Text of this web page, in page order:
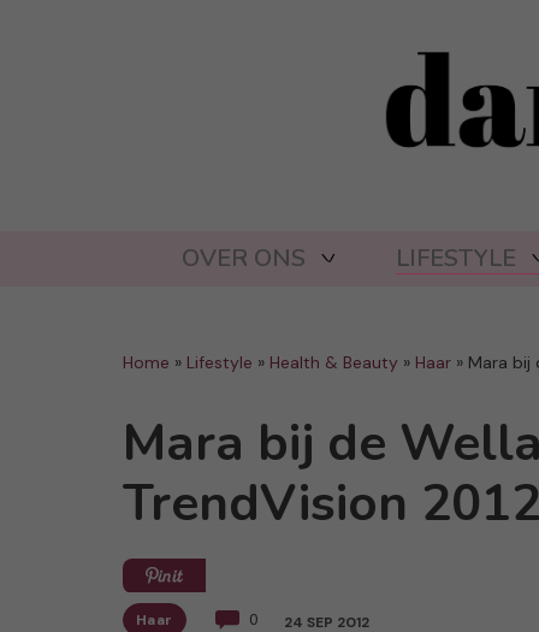
OVER ONS LIFESTYLE
Home » Lifestyle » Health & Beauty » Haar » Mara bij
Mara bij de
TrendVision
Haar 0 24 SEP 2012